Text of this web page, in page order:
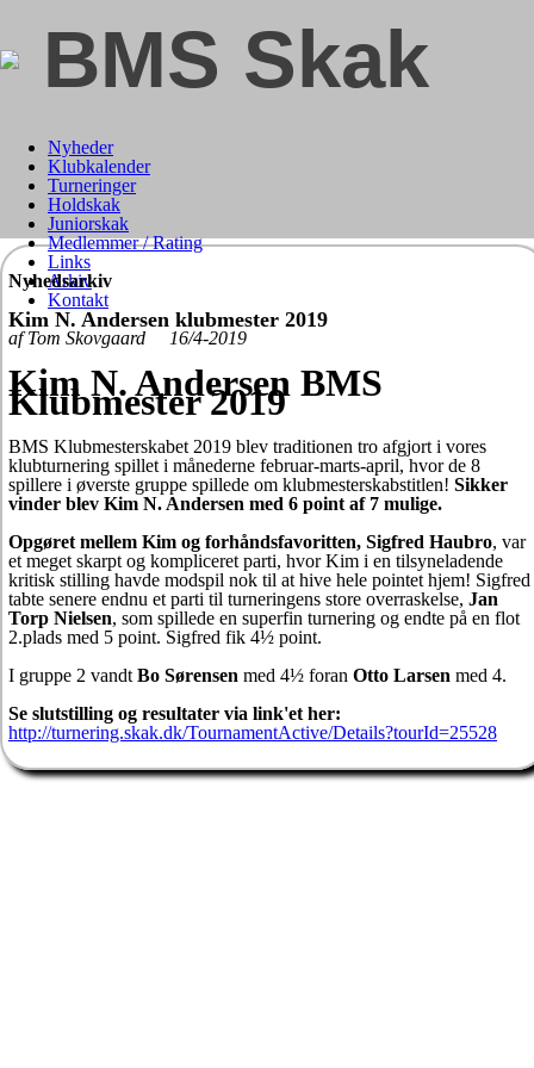
BMS Skak
Nyheder
Klubkalender
Turneringer
Holdskak
Juniorskak
Medlemmer / Rating
Links
Arkiv
Kontakt
Nyhedsarkiv
Kim N. Andersen klubmester 2019
af Tom Skovgaard 16/4-2019
Kim N. Andersen BMS
Klubmester 2019
BMS Klubmesterskabet 2019 blev traditionen tro afgjort i vores
klubturnering spillet i månederne februar-marts-april, hvor de 8
spillere i øverste gruppe spillede om klubmesterskabstitlen! Sikker
vinder blev Kim N. Andersen med 6 point af 7 mulige.
Opgøret mellem Kim og forhåndsfavoritten, Sigfred Haubro, var
et meget skarpt og kompliceret parti, hvor Kim i en tilsyneladende
kritisk stilling havde modspil nok til at hive hele pointet hjem! Sigfred
tabte senere endnu et parti til turneringens store overraskelse, Jan
Torp Nielsen, som spillede en superfin turnering og endte på en flot
2.plads med 5 point. Sigfred fik 4½ point.
I gruppe 2 vandt Bo Sørensen med 4½ foran Otto Larsen med 4.
Se slutstilling og resultater via link'et her:
http://turnering.skak.dk/TournamentActive/Details?tourId=25528